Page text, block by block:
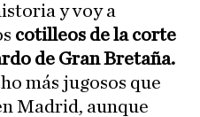
y voy a
cotilleos de la corte
de Gran Bretaña.
más jugosos que
Madrid, aunque